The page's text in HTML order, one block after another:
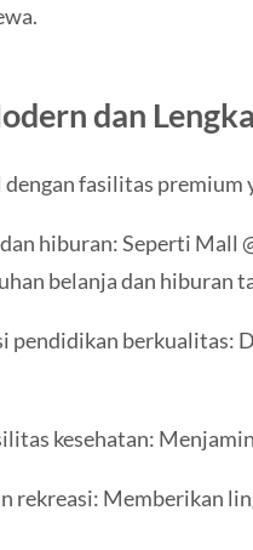
dan
fasilitas premium
hiburan: Seperti Mall
belanja dan hiburan
pendidikan berkualitas:
kesehatan:
rekreasi: Memberikan